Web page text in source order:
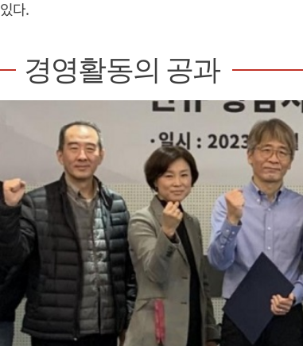
있다.
경영활동의 공과